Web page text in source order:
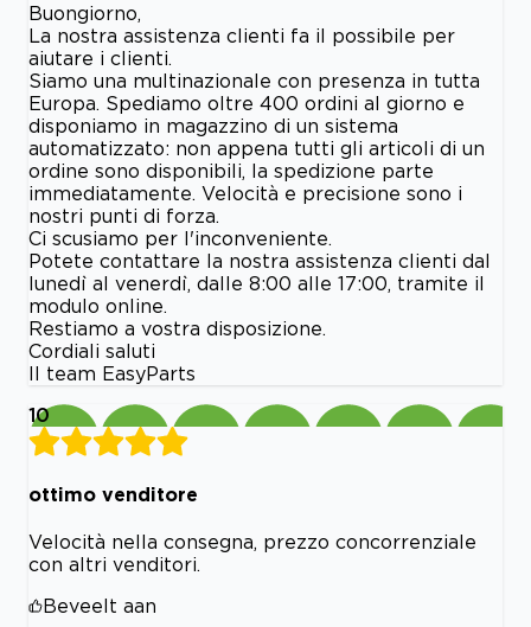
Buongiorno,
La nostra assistenza clienti fa il possibile per
aiutare i clienti.
Siamo una multinazionale con presenza in tutta
Europa. Spediamo oltre 400 ordini al giorno e
disponiamo in magazzino di un sistema
automatizzato: non appena tutti gli articoli di un
ordine sono disponibili, la spedizione parte
immediatamente. Velocità e precisione sono i
nostri punti di forza.
Ci scusiamo per l'inconveniente.
Potete contattare la nostra assistenza clienti dal
lunedì al venerdì, dalle 8:00 alle 17:00, tramite il
modulo online.
Restiamo a vostra disposizione.
Cordiali saluti
Il team EasyParts
10
ottimo venditore
Velocità nella consegna, prezzo concorrenziale
con altri venditori.
Beveelt aan